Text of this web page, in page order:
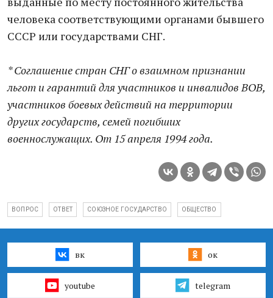
человека соответствующими органами бывшего
СССР или государствами СНГ.
* Соглашение стран СНГ о взаимном признании
льгот и гарантий для участников и инвалидов ВОВ,
участников боевых действий на территории
других государств, семей погибших
военнослужащих. От 15 апреля 1994 года.
ВОПРОС ОТВЕТ СОЮЗНОЕ ГОСУДАРСТВО ОБЩЕСТВО
вк ок
youtube telegram